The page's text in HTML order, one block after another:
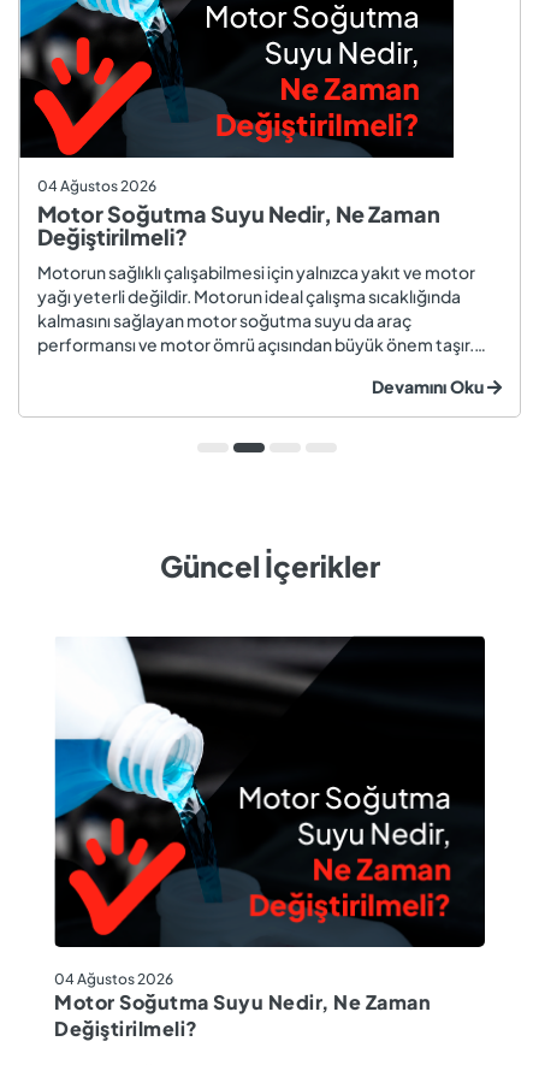
04 Ağustos 2026
Motor Soğutma Suyu Nedir, Ne Zaman
Değiştirilmeli?
Motorun sağlıklı çalışabilmesi için yalnızca yakıt ve motor
yağı yeterli değildir. Motorun ideal çalışma sıcaklığında
kalmasını sağlayan motor soğutma suyu da araç
performansı ve motor ömrü açısından büyük önem taşır.
değiştirilmeyen soğutma suyu; hararet, korozyon, motor
arızaları ve yüksek onarım ma...
Devamını Oku
Güncel İçerikler
04 Ağustos 2026
Motor Soğutma Suyu Nedir, Ne Zaman
Değiştirilmeli?